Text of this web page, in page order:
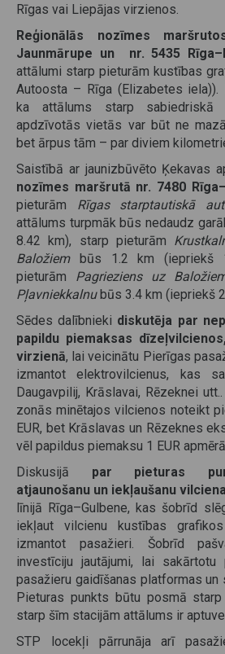
Rīgas vai Liepājas virzienos.
Reģionālās nozīmes
Jaunmārupe un nr. 5435
attālumi starp pieturām kustības
Autoosta – Rīga (Elizabetes iela)).
ka attālums starp sabiedriskā
apdzīvotās vietās var būt ne
bet ārpus tām – par diviem
Saistībā ar jaunizbūvēto Ķekavas
nozīmes maršrutā nr. 7480
pieturām Rīgas starptautiskā
attālums turpmāk būs nedaudz
8.42 km), starp pieturām
Baložiembūs 1.2 km (iepriekš
pieturām Pagrieziens uz
Pļavniekkalnubūs 3.4 km (iepriekš
Sēdes dalībnieki diskutēja par
papildu piemaksas
virzienā, lai veicinātu Pierīgas
izmantot elektrovilcienus, kas
Daugavpilij, Krāslavai, Rēzeknei
zonās minētajos vilcienos noteikt
EUR, bet Krāslavas un Rēzeknes
vēl papildus piemaksu 1 EUR apmērā.
Diskusijā par pieturas
atjaunošanu un iekļaušanu
līnijā Rīga–Gulbene, kas šobrīd
iekļaut vilcienu kustības
izmantot pasažieri. Šobrīd
investīciju jautājumi, lai sakārtotu
pasažieru gaidīšanas platformas un
Pieturas punkts būtu posmā starp
starp šīm stacijām attālums ir
STP locekļi pārrunāja arī